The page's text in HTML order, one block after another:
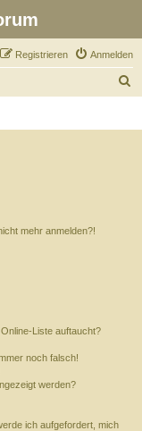
Anmelden
Registrieren
mehr anmelden?!
Liste auftaucht?
noch falsch!
werden?
ich aufgefordert, mich